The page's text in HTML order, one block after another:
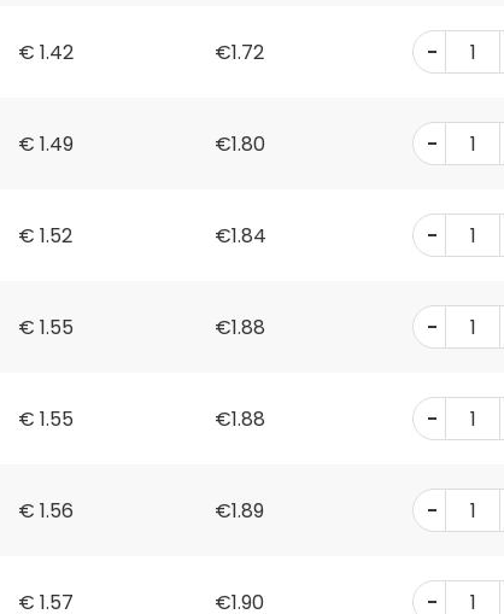
€ 1.42 €1.72 -
€ 1.49 €1.80 -
€ 1.52 €1.84 -
€ 1.55 €1.88 -
€ 1.55 €1.88 -
€ 1.56 €1.89 -
€ 1.57 €1.90 -